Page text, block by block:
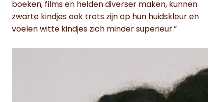
boeken, films en helden diverser maken, kunnen
zwarte kindjes ook trots zijn op hun huidskleur en
voelen witte kindjes zich minder superieur.”